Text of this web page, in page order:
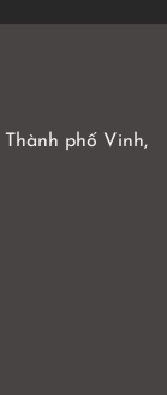
Thành phố Vinh,